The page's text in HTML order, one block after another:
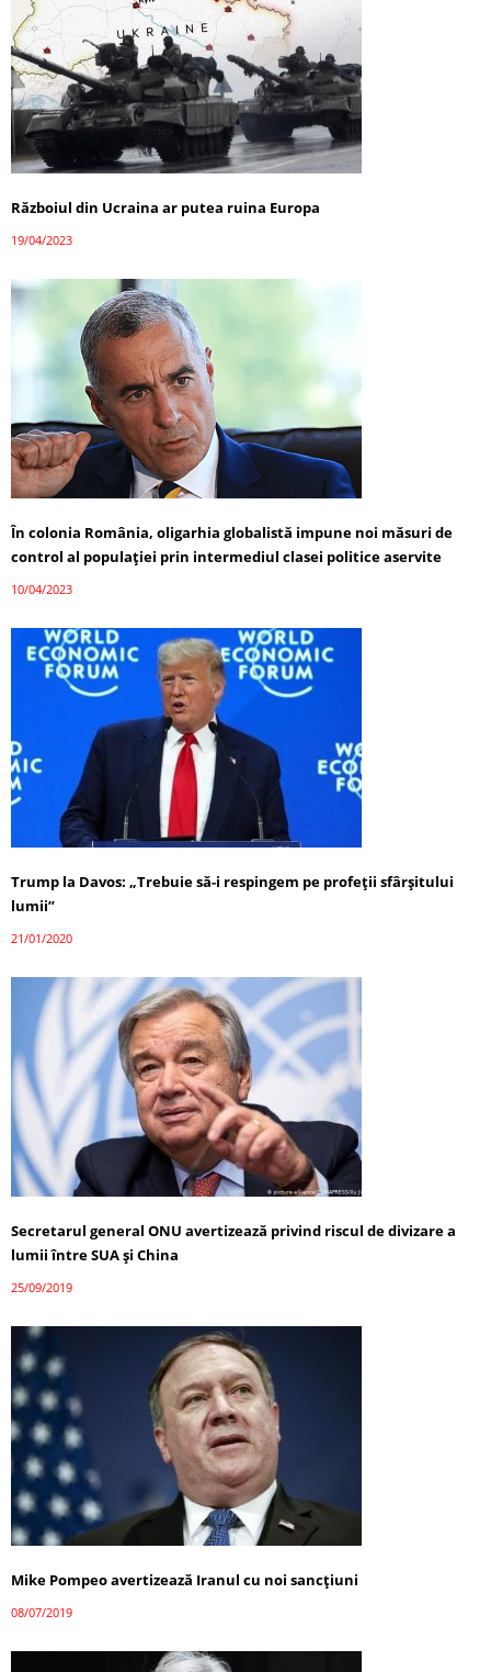
Războiul din Ucraina ar putea ruina Europa
19/04/2023
În colonia România, oligarhia globalistă impune noi măsuri de
control al populației prin intermediul clasei politice aservite
10/04/2023
Trump la Davos: „Trebuie să-i respingem pe profeții sfârșitului
lumii”
21/01/2020
Secretarul general ONU avertizează privind riscul de divizare a
lumii între SUA şi China
25/09/2019
Mike Pompeo avertizează Iranul cu noi sancţiuni
08/07/2019